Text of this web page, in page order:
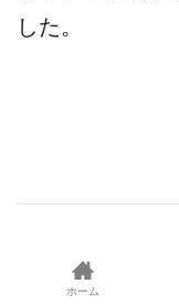
した。
ホーム